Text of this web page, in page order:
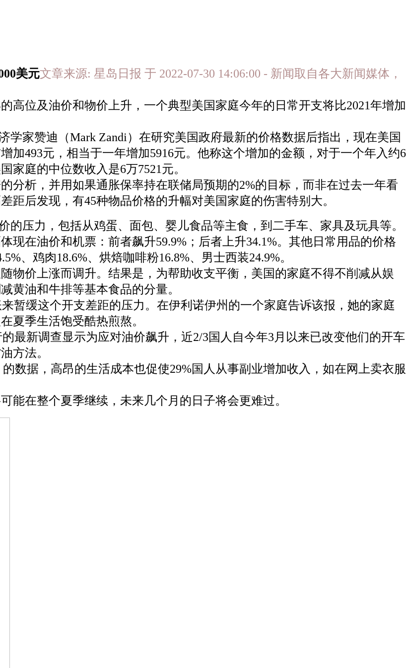
美元文章来源: 星岛日报 于 2022-07-30 14:06:00 - 新闻取自各大新闻媒体，
高位及油价和物价上升，一个典型美国家庭今年的日常开支将比2021年增加
学家赞迪（Mark Zandi）在研究美国政府最新的价格数据后指出，现在美国
加493元，相当于一年增加5916元。他称这个增加的金额，对于一个年入约6
家庭的中位数收入是6万7521元。
分析，并用如果通胀保率持在联储局预期的2%的目标，而非在过去一年看
距后发现，有45种物品价格的升幅对美国家庭的伤害特别大。
的压力，包括从鸡蛋、面包、婴儿食品等主食，到二手车、家具及玩具等。
现在油价和机票：前者飙升59.9%；后者上升34.1%。其他日常用品的价格
、鸡肉18.6%、烘焙咖啡粉16.8%、男士西装24.9%。
物价上涨而调升。结果是，为帮助收支平衡，美国的家庭不得不削减从娱
黄油和牛排等基本食品的分量。
暂缓这个开支差距的压力。在伊利诺伊州的一个家庭告诉该报，她的家庭
夏季生活饱受酷热煎熬。
最新调查显示为应对油价飙升，近2/3国人自今年3月以来已改变他们的开车
方法。
数据，高昂的生活成本也促使29%国人从事副业增加收入，如在网上卖衣服
能在整个夏季继续，未来几个月的日子将会更难过。